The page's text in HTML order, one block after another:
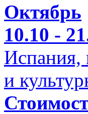
Октябрь
10.10 -
Испания,
и